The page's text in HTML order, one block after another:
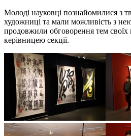
Молоді науковці познайомилися з
художниці та мали можливість з
продовжили обговорення тем своїх
керівницею секції.